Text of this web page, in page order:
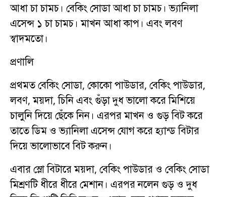
আধা চা চামচ। বেকিং সোডা আধা চা চামচ। ভ্যানিলা
এসেন্স ১ চা চামচ। মাখন আধা কাপ। এবং লবণ
স্বাদমতো।
প্রণালি
প্রথমত বেকিং সোডা, কোকো পাউডার, বেকিং পাউডার,
লবণ, ময়দা, চিনি এবং গুঁড়া দুধ ভালো করে মিশিয়ে
চালুনি দিয়ে ছেঁকে নিন। এরপর মাখন ও গুড় বিট করে
তাতে ডিম ও ভ্যানিলা এসেন্স যোগ করে হ্যান্ড বিটার
দিয়ে ভালোভাবে বিট করুন।
এবার স্লো বিটারে ময়দা, বেকিং পাউডার ও বেকিং সোডা
মিশ্রণটি ধীরে ধীরে মেশান। এরপর নলেন গুড় ও দুধ